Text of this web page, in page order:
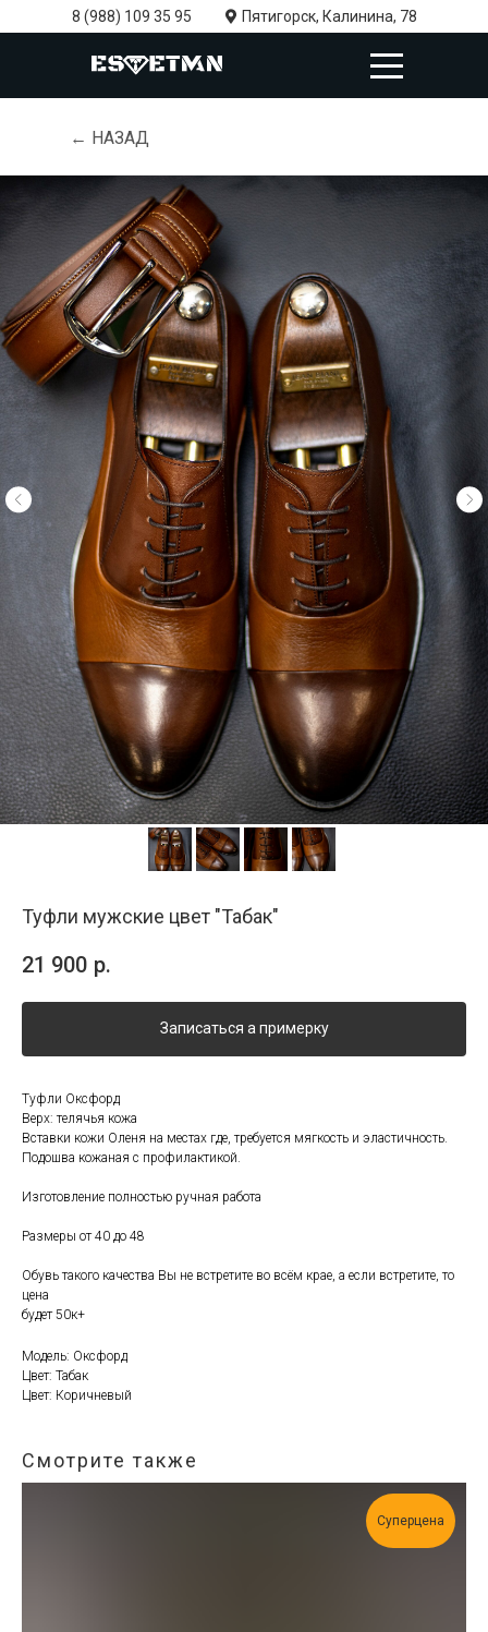
8 (988) 109 35 95 Пятигорск, Калинина, 78
← НАЗАД
Туфли мужские цвет "Табак"
21 900 р.
Записаться а примерку
Туфли Оксфорд
Верх: телячья кожа
Вставки кожи Оленя на местах где, требуется мягкость и эластичность.
Подошва кожаная с профилактикой.
Изготовление полностью ручная работа
Размеры от 40 до 48
Обувь такого качества Вы не встретите во всём крае, а если встретите, то
цена
будет 50к+
Модель: Оксфорд
Цвет: Табак
Цвет: Коричневый
Смотрите также
Суперцена